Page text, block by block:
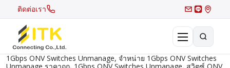
ติดต่อเรา
1Gbps ONV Switches Unmanage, จำหน่าย 1Gbps ONV Switches